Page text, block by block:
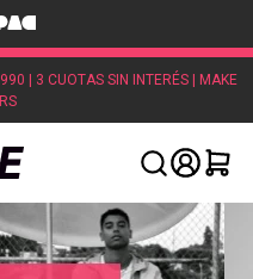
| 3 CUOTAS SIN INTERÉS | MAKE